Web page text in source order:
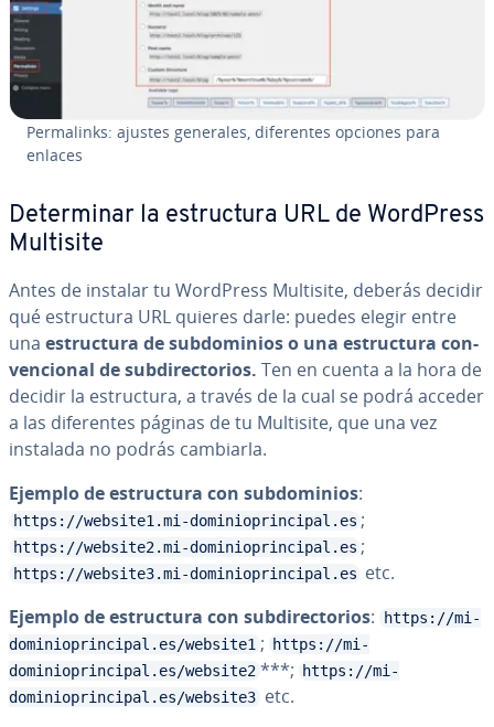
Pe­r­ma­li­n­ks: ajustes generales, di­fe­re­n­tes opciones para
enlaces
De­te­r­mi­nar la es­tru­c­tu­ra URL de WordPress
Multisite
Antes de instalar tu WordPress Multisite, deberás decidir
qué es­tru­c­tu­ra URL quieres darle: puedes elegir entre
una es­tru­c­tu­ra de su­b­do­mi­nios o una es­tru­c­tu­ra co­n­
ve­n­cio­nal de su­b­di­re­c­to­rios. Ten en cuenta a la hora de
decidir la es­tru­c­tu­ra, a través de la cual se podrá acceder
a las di­fe­re­n­tes páginas de tu Multisite, que una vez
instalada no podrás cambiarla.
Ejemplo de es­tru­c­tu­ra con su­b­do­mi­nios:
https://website1.mi-dominioprincipal.es ;
https://website2.mi-dominioprincipal.es ;
https://website3.mi-dominioprincipal.es etc.
Ejemplo de es­tru­c­tu­ra con su­b­di­re­c­to­rios:
https://mi-
dominioprincipal.es/website1 ;
https://mi-
dominioprincipal.es/website2 ***;
https://mi-
dominioprincipal.es/website3 etc.